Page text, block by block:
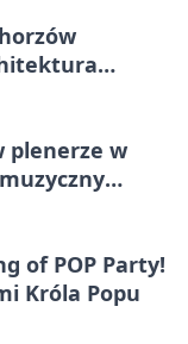
plenerze w
of POP Party!
Króla Popu